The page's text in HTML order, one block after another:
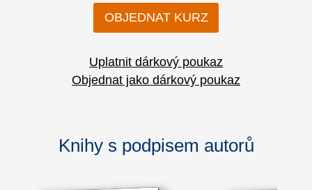
OBJEDNAT KURZ
Uplatnit dárkový poukaz
Objednat jako dárkový poukaz
Knihy s podpisem autorů